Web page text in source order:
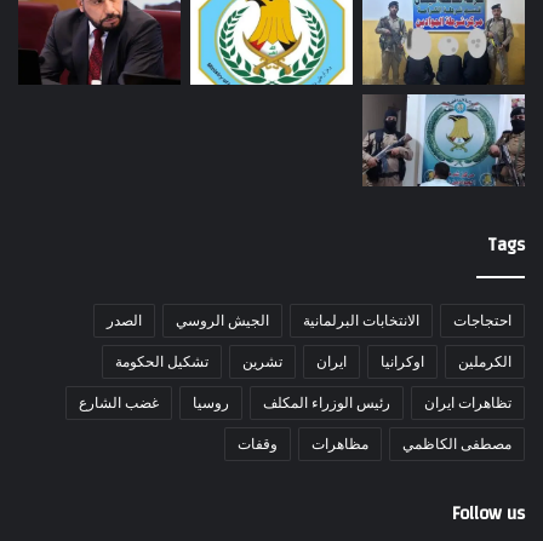
Tags
احتجاجات الانتخابات البرلمانية الجيش الروسي الصدر
الكرملين اوكرانيا ايران تشرين تشكيل الحكومة
تظاهرات ايران رئيس الوزراء المكلف روسيا غضب الشارع
مصطفى الكاظمي مظاهرات وقفات
Follow us